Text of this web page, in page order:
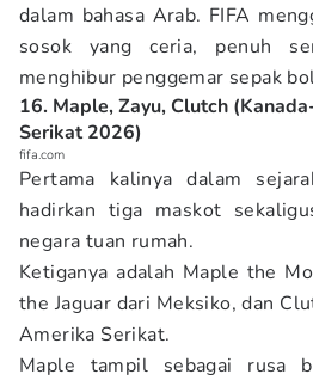
dalam bahasa Arab. FIFA
sosok yang ceria, penuh
menghibur penggemar sepak
16. Maple, Zayu, Clutch
Serikat 2026)
fifa.com
Pertama kalinya dalam
hadirkan tiga maskot
negara tuan rumah.
Ketiganya adalah Maple the
the Jaguar dari Meksiko, dan
Amerika Serikat.
Maple tampil sebagai rusa